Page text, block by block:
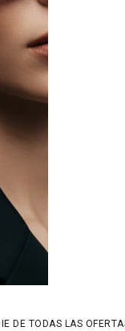
DE TODAS LAS